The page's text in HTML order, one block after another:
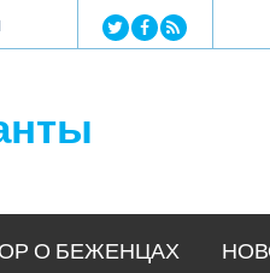
Jump to
О БЕЖЕНЦАХ